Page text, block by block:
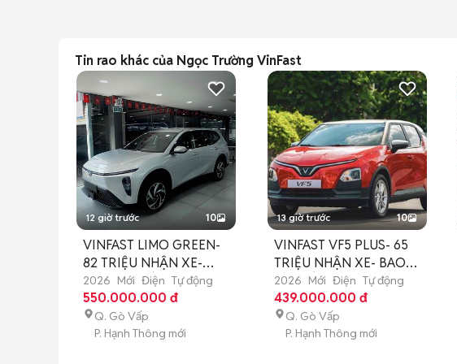
Tin rao khác của Ngọc Trường VinFast
12 giờ trước 10
VINFAST LIMO GREEN-
82 TRIỆU NHẬN XE-
BAO NỢ XẤU
2026 Mới Điện Tự động
550.000.000 đ
Q. Gò Vấp
P. Hạnh Thông mới
13 giờ trước 10
VINFAST VF5 PLUS- 65
TRIỆU NHẬN XE- BAO
NỢ XẤU
2026 Mới Điện Tự động
439.000.000 đ
Q. Gò Vấp
P. Hạnh Thông mới